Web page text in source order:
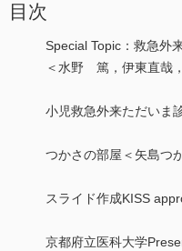
目次
Special Topic：救急外
＜水野 篤，伊東直哉
小児救急外来ただいま
つかさの部屋＜矢島つ
スライド作成KISS
京都府立医科大学